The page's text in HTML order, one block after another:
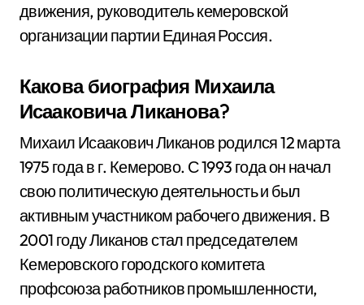
движения, руководитель кемеровской
организации партии Единая Россия.
Какова биография Михаила
Исааковича Ликанова?
Михаил Исаакович Ликанов родился 12 марта
1975 года в г. Кемерово. С 1993 года он начал
свою политическую деятельность и был
активным участником рабочего движения. В
2001 году Ликанов стал председателем
Кемеровского городского комитета
профсоюза работников промышленности,